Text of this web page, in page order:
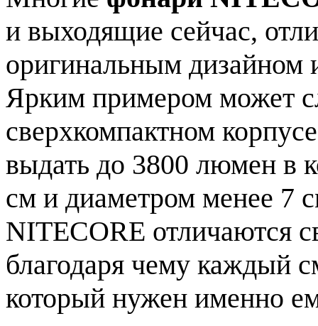
и выходящие сейчас,
оригинальным
Ярким примером может
сверхкомпактном
выдать до 3800 люмен в
см и диаметром менее 7
NITECORE отличаются
благодаря чему каждый
который нужен именно